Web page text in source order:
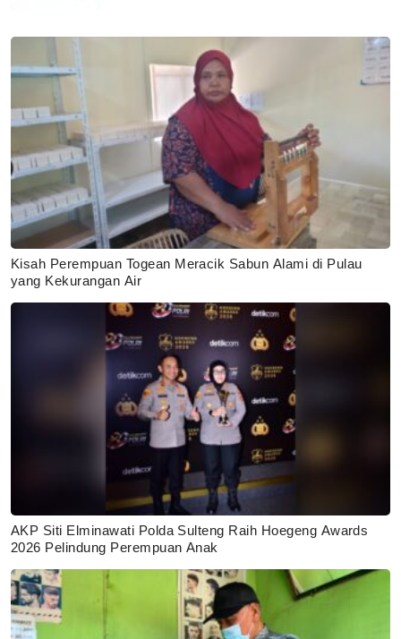
Kisah Perempuan Togean Meracik Sabun Alami di Pulau
yang Kekurangan Air
AKP Siti Elminawati Polda Sulteng Raih Hoegeng Awards
2026 Pelindung Perempuan Anak